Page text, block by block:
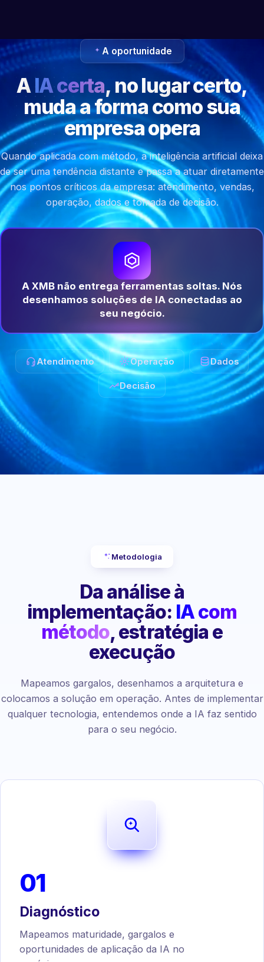
A oportunidade
AIA certa, no lugar certo,
muda a forma como sua
empresa opera
Quando aplicada com método, a inteligência artificial deixa
de ser uma tendência distante e passa a atuar diretamente
nos pontos críticos da empresa: atendimento, vendas,
operação, dados e tomada de decisão.
A XMB não entrega ferramentas soltas. Nós
desenhamos soluções de IA conectadas ao
seu negócio.
Atendimento Operação Dados
Decisão
Metodologia
Da análise à
implementação: IA com
método, estratégia e
execução
Mapeamos gargalos, desenhamos a arquitetura e
colocamos a solução em operação. Antes de implementar
qualquer tecnologia, entendemos onde a IA faz sentido
para o seu negócio.
01
Diagnóstico
Mapeamos maturidade, gargalos e
oportunidades de aplicação da IA no